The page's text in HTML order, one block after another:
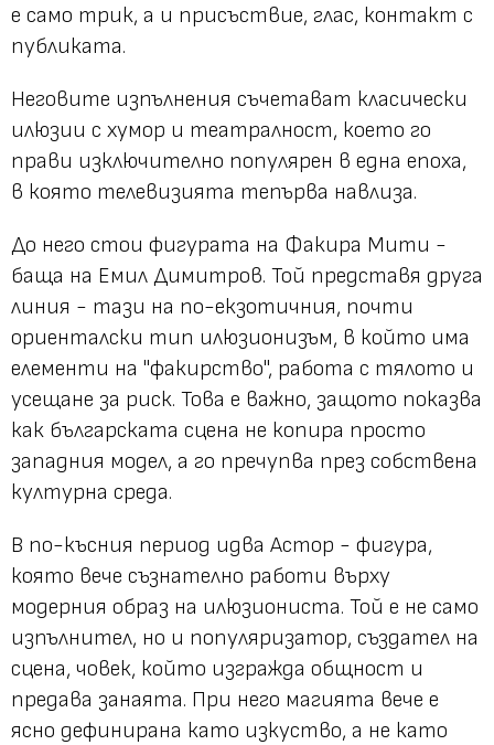
е само трик, а и присъствие, глас, контакт с
публиката.
Неговите изпълнения съчетават класически
илюзии с хумор и театралност, което го
прави изключително популярен в една епоха,
в която телевизията тепърва навлиза.
До него стои фигурата на Факира Мити -
баща на Емил Димитров. Той представя друга
линия - тази на по-екзотичния, почти
ориенталски тип илюзионизъм, в който има
елементи на "факирство", работа с тялото и
усещане за риск. Това е важно, защото показва
как българската сцена не копира просто
западния модел, а го пречупва през собствена
културна среда.
В по-късния период идва Астор - фигура,
която вече съзнателно работи върху
модерния образ на илюзиониста. Той е не само
изпълнител, но и популяризатор, създател на
сцена, човек, който изгражда общност и
предава занаята. При него магията вече е
ясно дефинирана като изкуство, а не като